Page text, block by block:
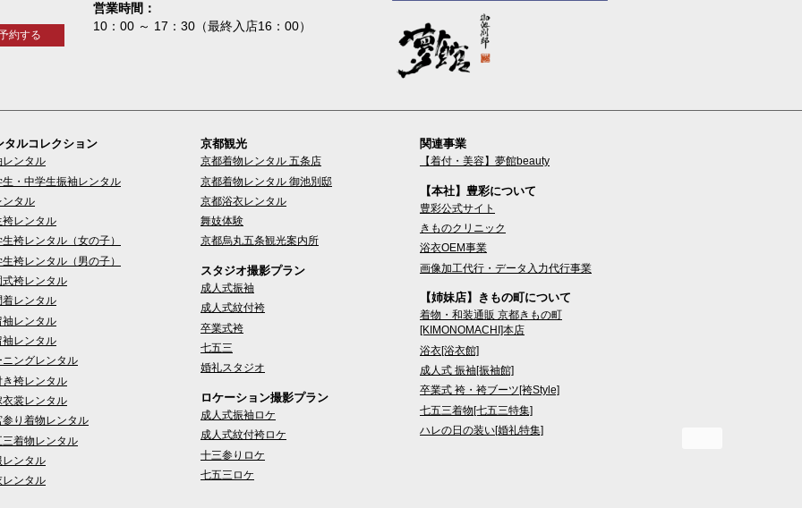
営業時間
10：00 ～ 17：30（最終入店16：00）
約する
タルコレクション
レンタル
生・中学生振袖レンタル
ンタル
袴レンタル
袴レンタル（女の子）
袴レンタル（男の子）
式袴レンタル
着レンタル
袖レンタル
袖レンタル
ニングレンタル
き袴レンタル
衣裳レンタル
参り着物レンタル
三着物レンタル
レンタル
レンタル
京都観光
京都着物レンタル 五条店
京都着物レンタル 御池別邸
京都浴衣レンタル
舞妓体験
京都烏丸五条観光案内所
スタジオ撮影プラン
成人式振袖
成人式紋付袴
卒業式袴
七五三
婚礼スタジオ
ロケーション撮影プラン
成人式振袖ロケ
成人式紋付袴ロケ
十三参りロケ
七五三ロケ
関連事業
【着付・美容】夢館beauty
【本社】豊彩について
豊彩公式サイト
きものクリニック
浴衣OEM事業
画像加工代行・データ入力代行事業
【姉妹店】きもの町について
着物・和装通販 京都きもの町
[KIMONOMACHI]本店
浴衣[浴衣館]
成人式 振袖[振袖館]
卒業式 袴・袴ブーツ[袴Style]
七五三着物[七五三特集]
ハレの日の装い[婚礼特集]